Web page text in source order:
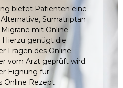
bietet Patienten eine
Sumatriptan
mit Online
Hierzu genügt die
Fragen des Online
vom Arzt geprüft wird.
Eignung für
Online Rezept